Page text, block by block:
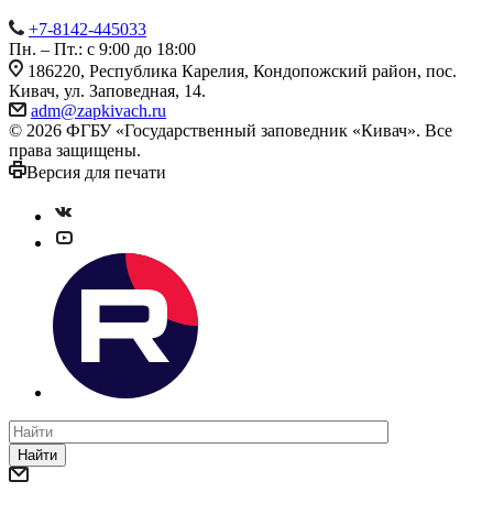
+7-8142-445033
Пн. – Пт.: с 9:00 до 18:00
186220, Республика Карелия, Кондопожский район, пос.
Кивач, ул. Заповедная, 14.
adm@zapkivach.ru
© 2026 ФГБУ «Государственный заповедник «Кивач». Все
права защищены.
Версия для печати
Найти